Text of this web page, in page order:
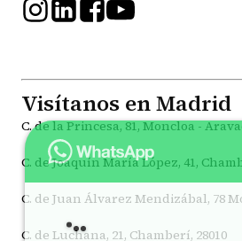
Visítanos en Madrid
C. de la Princesa, 81, Moncloa -
C. de Joaquín María López, 41,
C. de Juan Álvarez Mendizábal, 78
C. de Luchana, 21, Chamberí, 28010
, bienvenido a